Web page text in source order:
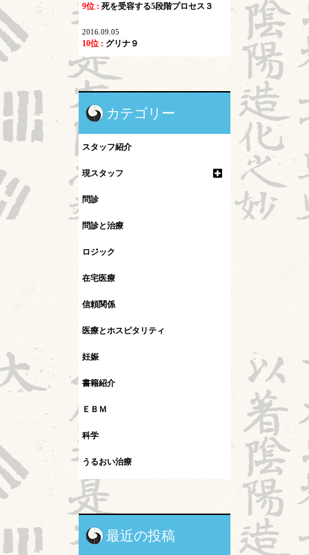
9位 : 死を受容する5段階プロセス３
2016.09.05
10位 : グリナ９
カテゴリー
スタッフ紹介
現スタッフ
問診
問診と治療
ロジック
在宅医療
信頼関係
医療とホスピタリティ
妊娠
書籍紹介
ＥＢＭ
科学
うるおい治療
インフルエンザ
カレント
シュタイナー教育
最近の投稿